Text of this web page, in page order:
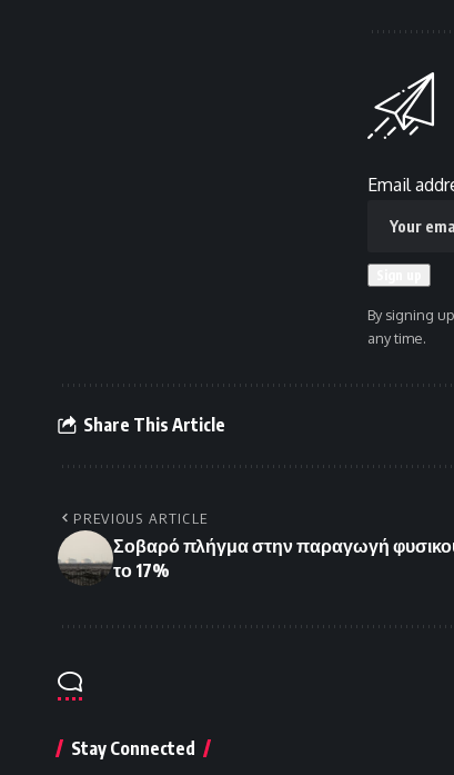
Email
By signing
any time.
Share This Article
PREVIOUS ARTICLE
Σοβαρό πλήγμα στην παραγωγή
το 17%
Stay Connected